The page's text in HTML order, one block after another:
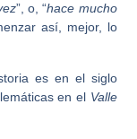
”, o, “hace mucho
así, mejor, lo
es en el siglo
en el Valle